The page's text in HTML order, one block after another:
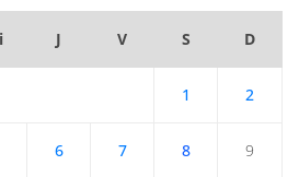
J V S D
1 2
6 7 8 9